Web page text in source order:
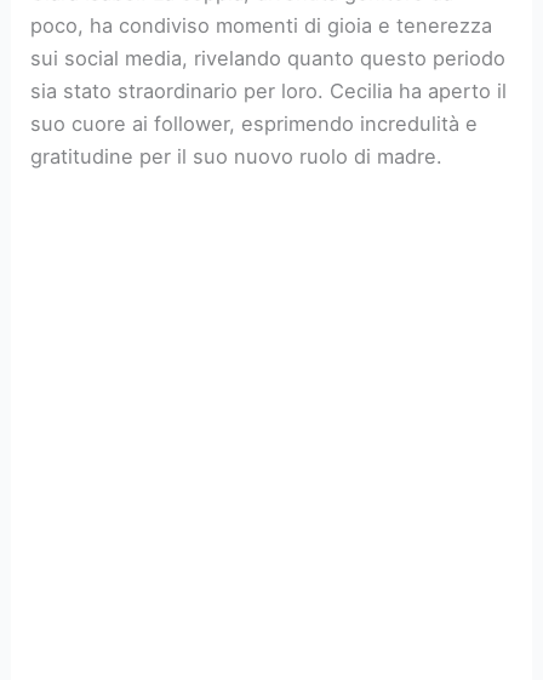
poco, ha condiviso momenti di gioia e tenerezza
sui social media, rivelando quanto questo periodo
sia stato straordinario per loro. Cecilia ha aperto il
suo cuore ai follower, esprimendo incredulità e
gratitudine per il suo nuovo ruolo di madre.